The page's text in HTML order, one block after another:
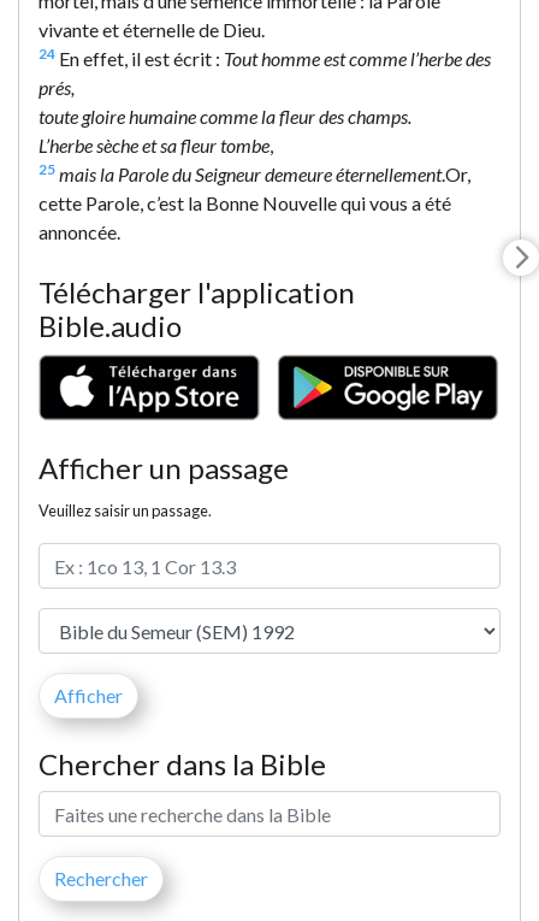
vivante et éternelle de Dieu.
24 En effet, il est écrit : Tout homme est comme l’herbe des
prés,
toute gloire humaine comme la fleur des champs.
L’herbe sèche et sa fleur tombe
25 mais la Parole du Seigneur demeure éternellement.Or,
cette Parole, c’est la Bonne Nouvelle qui vous a été
annoncée.
Télécharger l'application
Bible.audio
Afficher un passage
Veuillez saisir un passage.
Chercher dans la Bible